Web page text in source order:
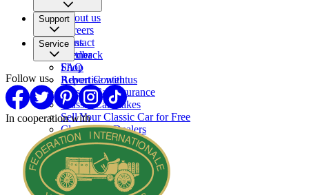
About us
Careers
Press
Partner
Support
Contact
Feedback
FAQ
Report Content
Service
Shop
Advertise with us
Classic Car Insurance
Classic Car makes
Sell Your Classic Car for Free
Classic Car Dealers
Follow us
In cooperation with